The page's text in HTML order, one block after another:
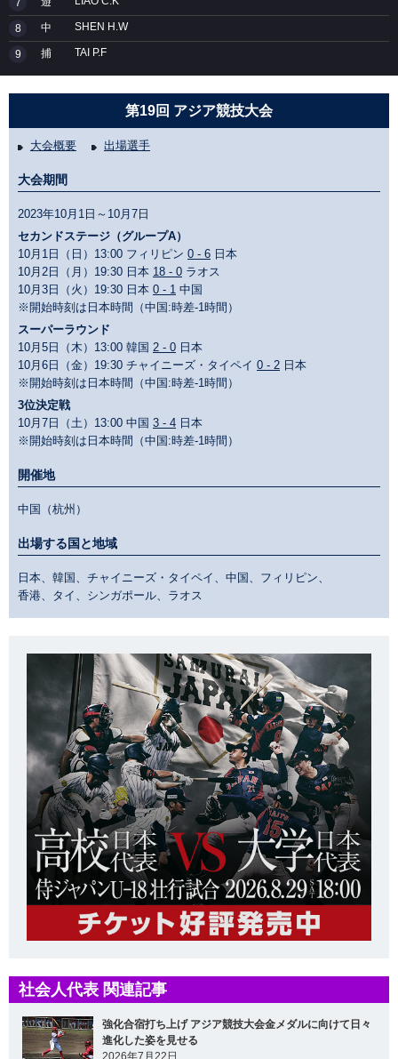
8 中 SHEN H.W
9 捕 TAI P.F
第19回 アジア競技大会
大会概要 出場選手
大会期間
2023年10月1日～10月7日
セカンドステージ（グループA）
10月1日（日）13:00 フィリピン 0 - 6 日本
10月2日（月）19:30 日本 18 - 0 ラオス
10月3日（火）19:30 日本 0 - 1 中国
※開始時刻は日本時間（中国:時差-1時間）
スーパーラウンド
10月5日（木）13:00 韓国 2 - 0 日本
10月6日（金）19:30 チャイニーズ・タイペイ 0 - 2 日本
※開始時刻は日本時間（中国:時差-1時間）
3位決定戦
10月7日（土）13:00 中国 3 - 4 日本
※開始時刻は日本時間（中国:時差-1時間）
開催地
中国（杭州）
出場する国と地域
日本、韓国、チャイニーズ・タイペイ、中国、フィリピン、
香港、タイ、シンガポール、ラオス
社会人代表 関連記事
強化合宿打ち上げ アジア競技大会金メダルに向けて日々
進化した姿を見せる
2026年7月22日